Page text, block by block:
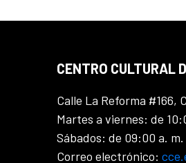
CENTRO CULTURAL
Calle La Reforma #166,
Martes a viernes: de
Sábados: de 09:00 a.
Correo electrónico: